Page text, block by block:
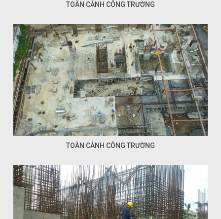
TOÀN CẢNH CÔNG TRƯỜNG
TOÀN CẢNH CÔNG TRƯỜNG